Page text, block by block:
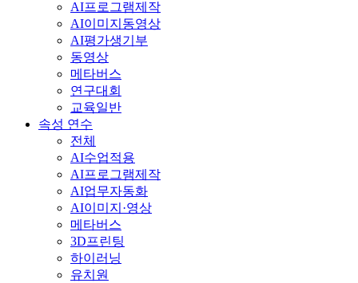
AI프로그램제작
AI이미지동영상
AI평가생기부
동영상
메타버스
연구대회
교육일반
속성 연수
전체
AI수업적용
AI프로그램제작
AI업무자동화
AI이미지·영상
메타버스
3D프린팅
하이러닝
유치원